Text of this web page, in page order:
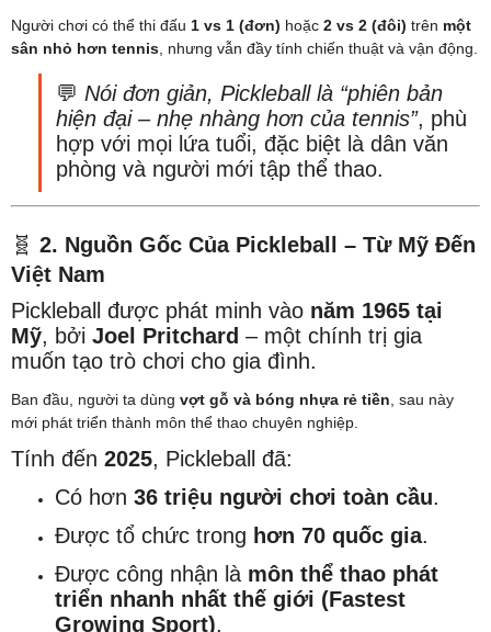
Người chơi có thể thi đấu 1 vs 1 (đơn) hoặc 2 vs 2 (đôi) trên một
sân nhỏ hơn tennis , nhưng vẫn đầy tính chiến thuật và vận động.
💬 Nói đơn giản, Pickleball là “phiên bản
hiện đại – nhẹ nhàng hơn của tennis”, phù
hợp với mọi lứa tuổi, đặc biệt là dân văn
phòng và người mới tập thể thao.
🧬 2. Nguồn Gốc Của Pickleball – Từ Mỹ Đến
Việt Nam
Pickleball được phát minh vào năm 1965 tại
Mỹ, bởi Joel Pritchard – một chính trị gia
muốn tạo trò chơi cho gia đình.
Ban đầu, người ta dùng vợt gỗ và bóng nhựa rẻ tiền , sau này
mới phát triển thành môn thể thao chuyên nghiệp.
Tính đến 2025, Pickleball đã:
Có hơn 36 triệu người chơi toàn cầu.
Được tổ chức trong hơn 70 quốc gia.
Được công nhận là môn thể thao phát
triển nhanh nhất thế giới (Fastest
Growing Sport).